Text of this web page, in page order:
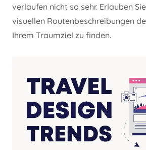
verlaufen nicht so sehr. Erlauben
visuellen Routenbeschreibungen
Ihrem Traumziel zu finden.